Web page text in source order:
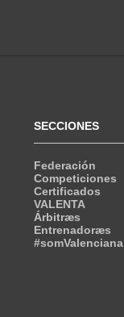
SECCIONES
Federación
Competiciones
Certificados
VALENTA
Árbitræs
Entrenadoræs
#somValenciana